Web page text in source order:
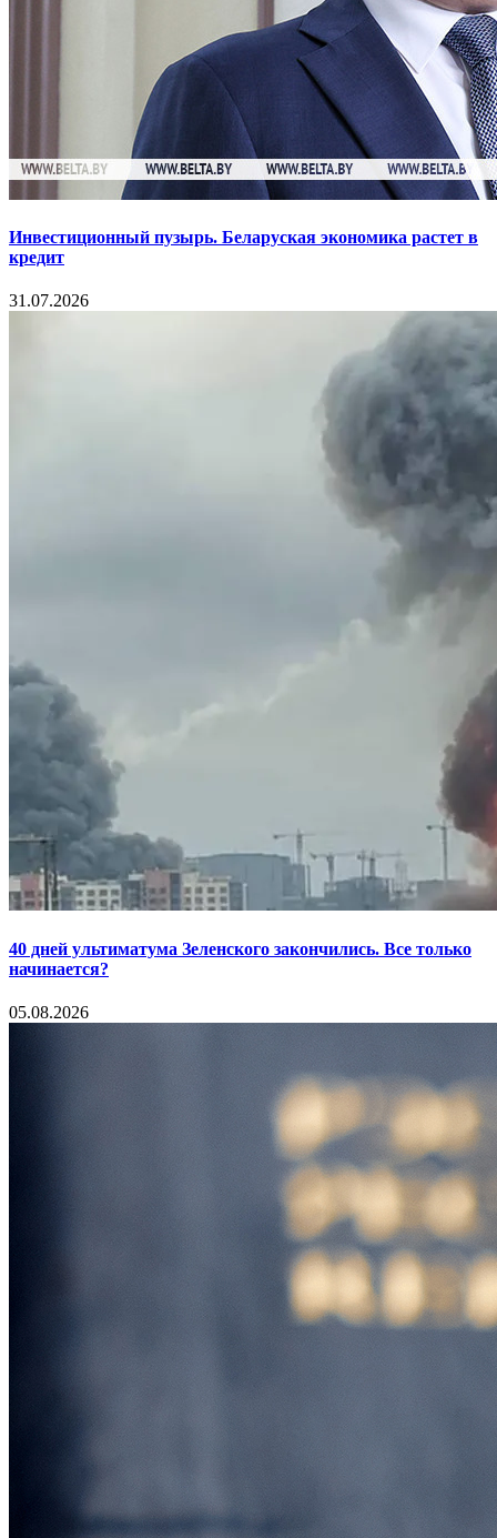
Инвестиционный пузырь. Беларуская экономика растет в
кредит
31.07.2026
40 дней ультиматума Зеленского закончились. Все только
начинается?
05.08.2026